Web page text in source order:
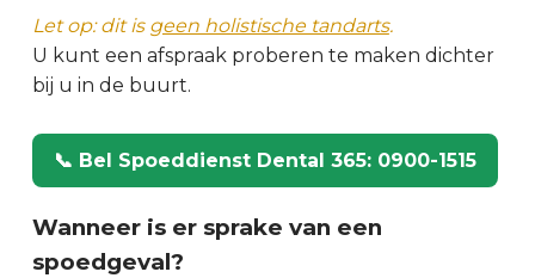
Let op: dit is geen holistische tandarts.
U kunt een afspraak proberen te maken dichter
bij u in de buurt.
📞 Bel Spoeddienst Dental 365: 0900-1515
Wanneer is er sprake van een
spoedgeval?